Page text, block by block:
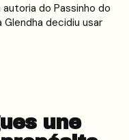
do Passinho do
Glendha decidiu usar
une